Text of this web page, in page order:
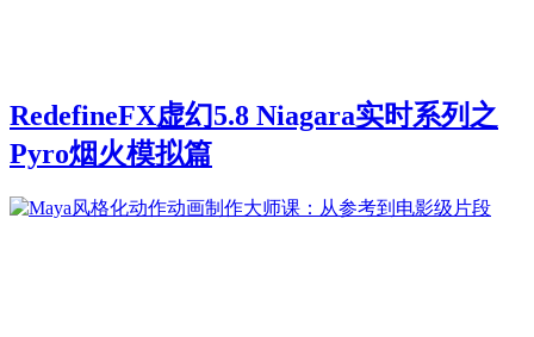
RedefineFX虚幻5.8 Niagara实时系列之
Pyro烟火模拟篇